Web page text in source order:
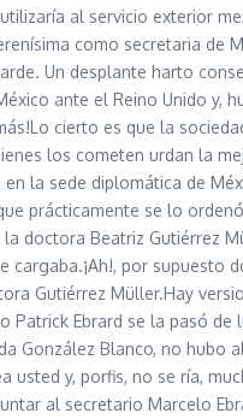
al servicio exterior
como secretaria de
Un desplante harto
ante el Reino Unido y,
cierto es que la
los cometen urdan la
la sede diplomática de
prácticamente se lo
doctora Beatriz Gutiérrez
por
Gutiérrez Müller.Hay
Ebrard se la pasó
González Blanco, no
y, porfis, no se ría,
al secretario Marcelo